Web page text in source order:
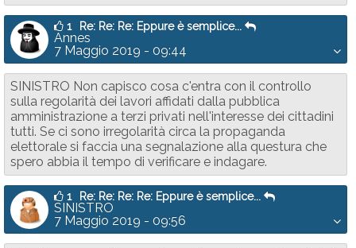
1 Re: Re: Re: Eppure è semplice...
Annes
7 Maggio 2019 - 09:44
SINISTRO Non capisco cosa c'entra con il controllo
sulla regolarità dei lavori affidati dalla pubblica
amministrazione a terzi privati nell'interesse dei cittadini
tutti. Se ci sono irregolarità circa la propaganda
elettorale si faccia una segnalazione alla questura che
spero abbia il tempo di verificare e indagare.
1 Re: Re: Re: Re: Eppure è semplice...
SINISTRO
7 Maggio 2019 - 09:56